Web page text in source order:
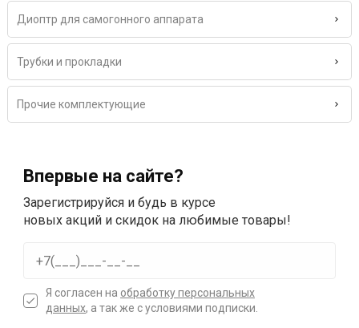
Диоптр для самогонного аппарата
Трубки и прокладки
Прочие комплектующие
Впервые на сайте?
Зарегистрируйся и будь в курсе
новых акций и скидок на любимые товары!
Я согласен на обработку персональных
данных, а так же с условиями подписки.